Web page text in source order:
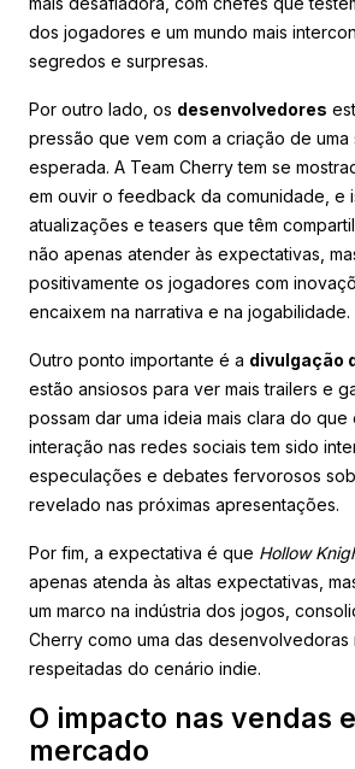
dos jogadores e um mundo mais
segredos e surpresas.
Por outro lado, os desenvolvedores
pressão que vem com a criação de uma
esperada. A Team Cherry tem se
em ouvir o feedback da comunidade, e
atualizações e teasers que têm
não apenas atender às expectativas,
positivamente os jogadores com
encaixem na narrativa e na jogabilidade.
Outro ponto importante é a divulgação
estão ansiosos para ver mais trailers e
possam dar uma ideia mais clara do que
interação nas redes sociais tem sido
especulações e debates fervorosos
revelado nas próximas apresentações.
Por fim, a expectativa é que Hollow
apenas atenda às altas expectativas,
um marco na indústria dos jogos,
Cherry como uma das desenvolvedoras
respeitadas do cenário indie.
O impacto nas vendas
mercado